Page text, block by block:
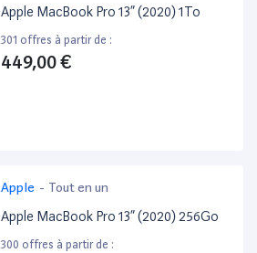
Apple MacBook Pro 13” (2020) 1To
301 offres à partir de :
449,00 €
Apple - Tout en un
Apple MacBook Pro 13” (2020) 256Go
300 offres à partir de :